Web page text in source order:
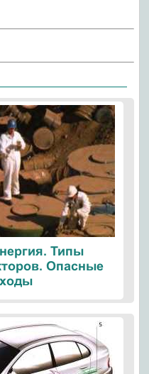
Типы
Опасные